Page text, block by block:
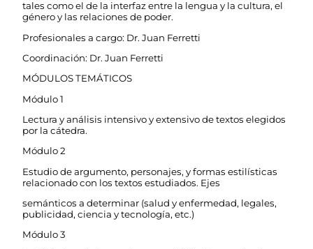
tales como el de la interfaz entre la lengua y la cultura, el
género y las relaciones de poder.
Profesionales a cargo: Dr. Juan Ferretti
Coordinación: Dr. Juan Ferretti
MÓDULOS TEMÁTICOS
Módulo 1
Lectura y análisis intensivo y extensivo de textos elegidos
por la cátedra.
Módulo 2
Estudio de argumento, personajes, y formas estilísticas
relacionado con los textos estudiados. Ejes
semánticos a determinar (salud y enfermedad, legales,
publicidad, ciencia y tecnología, etc.)
Módulo 3